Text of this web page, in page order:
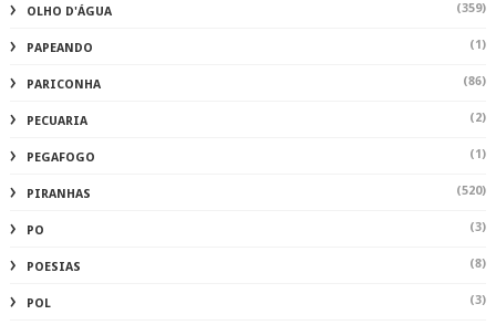
OLHO D'ÁGUA (359)
PAPEANDO (1)
PARICONHA (86)
PECUARIA (2)
PEGAFOGO (1)
PIRANHAS (520)
PO (3)
POESIAS (8)
POL (3)